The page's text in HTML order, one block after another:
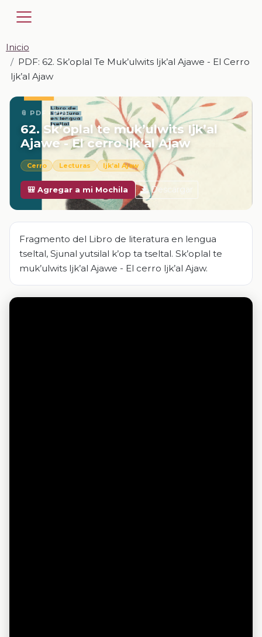
Inicio
PDF: 62. Sk’oplal Te Muk’ulwits Ijk’al Ajawe - El Cerro
Ijk’al Ajaw
📎 PDF · PDF
62. Sk’oplal te muk’ulwits Ijk’al
Ajawe - El cerro Ijk’al Ajaw
Cerro Lecturas Ijk’al Ajaw
🎒 Agregar a mi Mochila Descargar
Fragmento del Libro de literatura en lengua
tseltal, Sjunal yutsilal k’op ta tseltal. Sk’oplal te
muk’ulwits Ijk’al Ajawe - El cerro Ijk’al Ajaw.